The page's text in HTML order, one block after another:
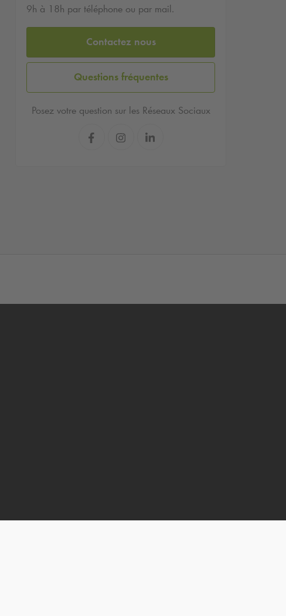
9h à 18h par téléphone ou par mail.
Contactez nous
Questions fréquentes
Posez votre question sur les Réseaux Sociaux